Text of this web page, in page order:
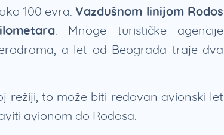
100 evra.Vazdušnom linijom Rodos
. Mnoge turističke agencije
a let od Beograda traje dva
režiji, to može biti redovan avionski let
avionom do Rodosa.